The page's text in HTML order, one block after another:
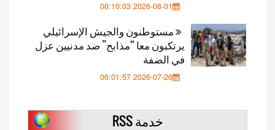
2026-08-01 00:10:03
مستوطنون والجيش الإسرائيلي
يرتكبون معا “مذابح” ضد مدنيين عزل
في الضفة
2026-07-26 00:01:57
خدمة RSS